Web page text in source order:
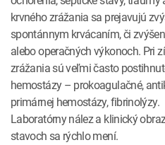
krvného zrážania sa prejavujú
spontánnym krvácaním, či
alebo operačných výkonoch. Pri
zrážania sú veľmi často
hemostázy – prokoagulačné,
primárnej hemostázy, fibrinolýzy.
Laboratórny nález a klinický
stavoch sa rýchlo mení.